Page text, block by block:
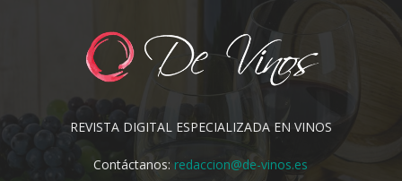
REVISTA DIGITAL ESPECIALIZADA EN VINOS
Contáctanos:redaccion@de-vinos.es